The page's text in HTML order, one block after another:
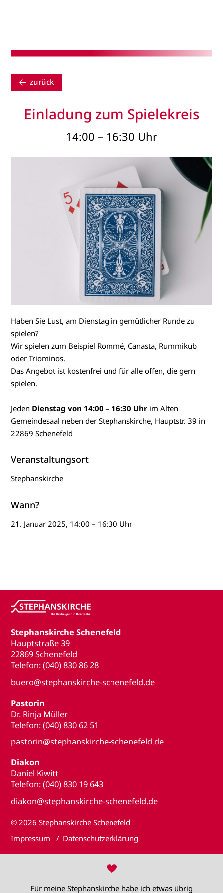
zurück
Einladung zum Spielekreis
14:00 – 16:30 Uhr
Haben Sie Lust, am Dienstag in gemütlicher Runde zu
spielen?
Wir spielen zum Beispiel Rommé, Canasta, Rummikub
oder Triominos.
Das Angebot ist kostenfrei und für alle offen, die gern
spielen.
Jeden Dienstag von 14:00 – 16:30 Uhr im Alten
Gemeindesaal neben der Stephanskirche, Hauptstr. 39 in
22869 Schenefeld
Veranstaltungsort
Stephanskirche
Wann?
21. Januar 2025, 14:00 – 16:30 Uhr
Stephanskirche Schenefeld
Hauptstraße 39
22869 Schenefeld
Telefon: (040) 830 86 28
buero@stephanskirche-schenefeld.de
Pastorin
Dr. Rinja Müller
Telefon: (040) 830 62 51
pastorin@stephanskirche-schenefeld.de
Diakon
Daniel Kiwitt
Telefon: (040) 830 19 643
diakon@stephanskirche-schenefeld.de
© 2026 Stephanskirche Schenefeld
Impressum
Datenschutzerklärung
♥
Für meine Stephanskirche habe ich etwas übrig